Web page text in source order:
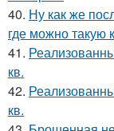
40. Ну как же
где можно такую
41.
кв.
42.
кв.